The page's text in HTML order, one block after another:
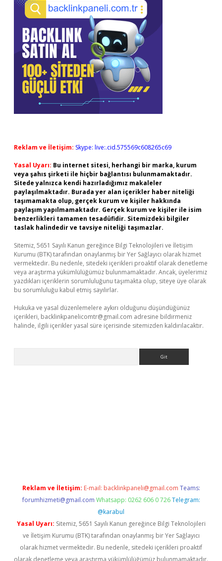
Reklam ve İletişim: Skype: live:.cid.575569c608265c69
Yasal Uyarı: Bu internet sitesi, herhangi bir marka, kurum
veya şahıs şirketi ile hiçbir bağlantısı bulunmamaktadır.
Sitede yalnızca kendi hazırladığımız makaleler
paylaşılmaktadır. Burada yer alan içerikler haber niteliği
taşımamakta olup, gerçek kurum ve kişiler hakkında
paylaşım yapılmamaktadır. Gerçek kurum ve kişiler ile isim
benzerlikleri tamamen tesadüfidir. Sitemizdeki bilgiler
taslak halindedir ve tavsiye niteliği taşımazlar.
Sitemiz, 5651 Sayılı Kanun gereğince Bilgi Teknolojileri ve İletişim
Kurumu (BTK) tarafından onaylanmış bir Yer Sağlayıcı olarak hizmet
vermektedir. Bu nedenle, sitedeki içerikleri proaktif olarak denetleme
veya araştırma yükümlülüğümüz bulunmamaktadır. Ancak, üyelerimiz
yazdıkları içeriklerin sorumluluğunu taşımakta olup, siteye üye olarak
bu sorumluluğu kabul etmiş sayılırlar.
Hukuka ve yasal düzenlemelere aykırı olduğunu düşündüğünüz
içerikleri, backlinkpanelicomtr@gmail.com adresine bildirmeniz
halinde, ilgili içerikler yasal süre içerisinde sitemizden kaldırılacaktır.
Reklam ve İletişim: E-mail: backlinkpaneli@gmail.com Teams:
forumhizmeti@gmail.com Whatsapp: 0262 606 0 726 Telegram:
@karabul
Yasal Uyarı: Sitemiz, 5651 Sayılı Kanun gereğince Bilgi Teknolojileri
ve İletişim Kurumu (BTK) tarafından onaylanmış bir Yer Sağlayıcı
olarak hizmet vermektedir. Bu nedenle, sitedeki içerikleri proaktif
olarak denetleme veya araştırma yükümlülüğümüz bulunmamaktadır.